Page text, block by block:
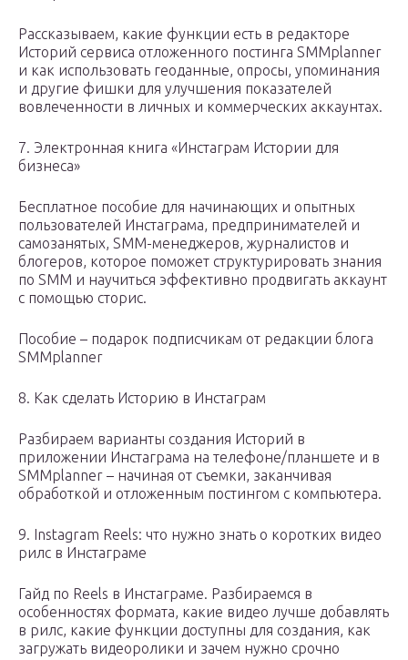
Рассказываем, какие функции есть в редакторе
Историй сервиса отложенного постинга SMMplanner
и как использовать геоданные, опросы, упоминания
и другие фишки для улучшения показателей
вовлеченности в личных и коммерческих аккаунтах.
7. Электронная книга «Инстаграм Истории для
бизнеса»
Бесплатное пособие для начинающих и опытных
пользователей Инстаграма, предпринимателей и
самозанятых, SMM-менеджеров, журналистов и
блогеров, которое поможет структурировать знания
по SMM и научиться эффективно продвигать аккаунт
с помощью сторис.
Пособие – подарок подписчикам от редакции блога
SMMplanner
8. Как сделать Историю в Инстаграм
Разбираем варианты создания Историй в
приложении Инстаграма на телефоне/планшете и в
SMMplanner – начиная от съемки, заканчивая
обработкой и отложенным постингом с компьютера.
9. Instagram Reels: что нужно знать о коротких видео
рилс в Инстаграме
Гайд по Reels в Инстаграме. Разбираемся в
особенностях формата, какие видео лучше добавлять
в рилс, какие функции доступны для создания, как
загружать видеоролики и зачем нужно срочно